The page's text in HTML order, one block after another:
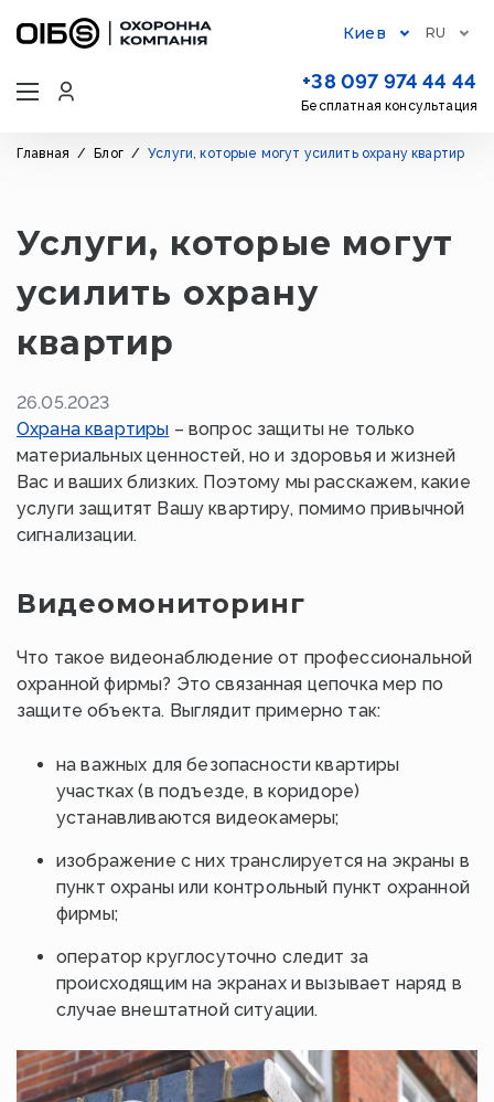
Киев RU
+38 097 974 44 44
Бесплатная консультация
Главная / Блог / Услуги, которые могут усилить охрану квартир
Услуги, которые могут
усилить охрану
квартир
26.05.2023
Охрана квартиры – вопрос защиты не только
материальных ценностей, но и здоровья и жизней
Вас и ваших близких. Поэтому мы расскажем, какие
услуги защитят Вашу квартиру, помимо привычной
сигнализации.
Видеомониторинг
Что такое видеонаблюдение от профессиональной
охранной фирмы? Это связанная цепочка мер по
защите объекта. Выглядит примерно так:
на важных для безопасности квартиры
участках (в подъезде, в коридоре)
устанавливаются видеокамеры;
изображение с них транслируется на экраны в
пункт охраны или контрольный пункт охранной
фирмы;
оператор круглосуточно следит за
происходящим на экранах и вызывает наряд в
случае внештатной ситуации.